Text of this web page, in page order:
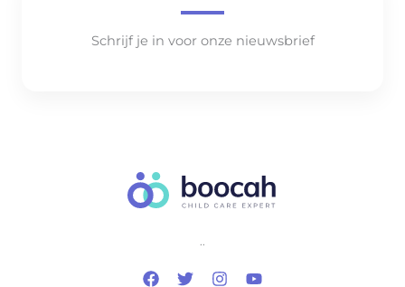
Schrijf je in voor onze nieuwsbrief
..